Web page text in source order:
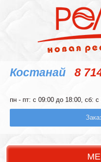
Костанай 8
пн - пт: с 09:00 до 18:00, сб: